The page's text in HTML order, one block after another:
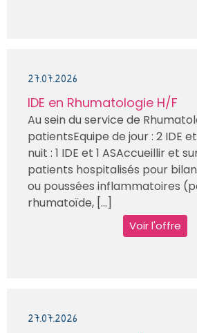
27.07.2026
IDE en Rhumatologie H/F
Au sein du service de
patientsEquipe de jour : 2 IDE
nuit : 1 IDE et 1 ASAccueillir et
patients hospitalisés pour
ou poussées inflammatoires
rhumatoïde, [...]
Voir l'offre
27.07.2026